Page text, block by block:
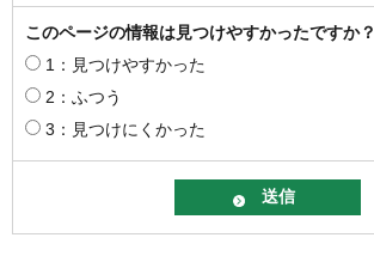
このページの情報は見つけやすかったですか？
1：見つけやすかった
2：ふつう
3：見つけにくかった